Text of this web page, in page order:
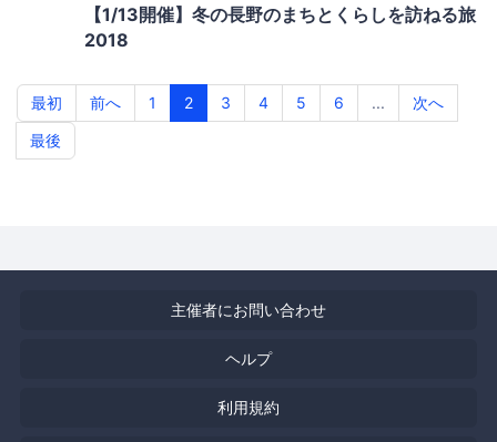
【1/13開催】冬の長野のまちとくらしを訪ねる旅
2018
最初 前へ 1 2 3 4 5 6 ...
次へ
最後
主催者にお問い合わせ
ヘルプ
利用規約